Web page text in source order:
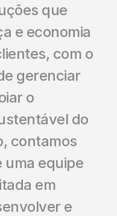
que
e economia
com o
gerenciar
o
do
contamos
uma equipe
em
e